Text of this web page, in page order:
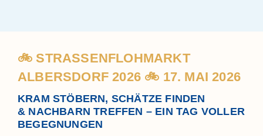
🚲 STRASSENFLOHMARKT A
LBERSDORF 2026 🚲 17. MAI 2026
KRAM STÖBERN, SCHÄTZE FINDEN
& NACHBARN TREFFEN – EIN TAG VOLLER
BEGEGNUNGEN